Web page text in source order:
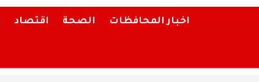
اقتصاد الصحة اخبار المحافظات